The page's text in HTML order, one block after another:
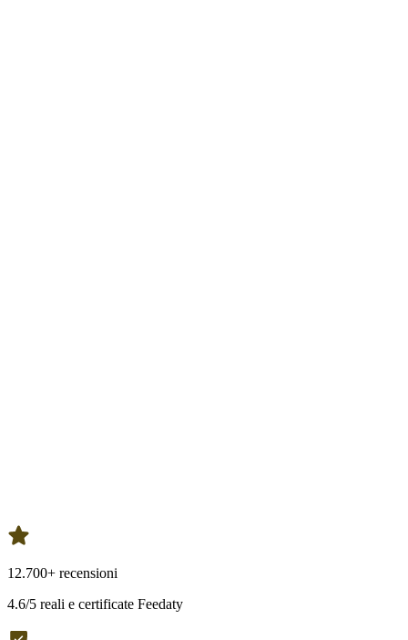
12.700+ recensioni
4.6/5 reali e certificate Feedaty